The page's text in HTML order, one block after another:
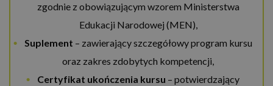
zgodnie z obowiązującym wzorem Ministerstwa
Edukacji Narodowej (MEN),
Suplement – zawierający szczegółowy program kursu
oraz zakres zdobytych kompetencji,
Certyfikat ukończenia kursu – potwierdzający